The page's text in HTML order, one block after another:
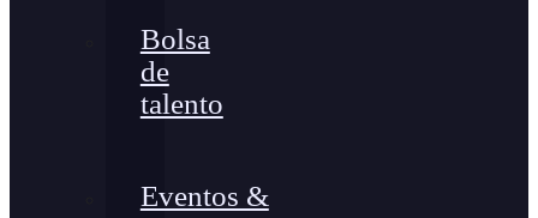
Bolsa
de
talento
Eventos &